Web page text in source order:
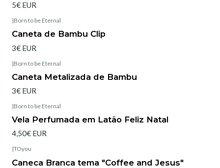
5€ EUR
|Born to be Eternal
Caneta de Bambu Clip
3€ EUR
|Born to be Eternal
Caneta Metalizada de Bambu
3€ EUR
|Born to be Eternal
Vela Perfumada em Latão Feliz Natal
4,50€ EUR
|TOyou
Caneca Branca tema "Coffee and Jesus"